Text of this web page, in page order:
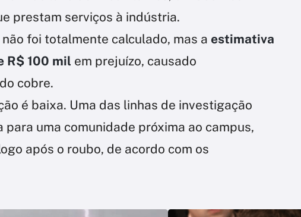
prestam serviços à indústria.
foi totalmente calculado, mas a estimativa
R$ 100 mil em prejuízo, causado
cobre.
é baixa. Uma das linhas de investigação
para uma comunidade próxima ao campus,
após o roubo, de acordo com os